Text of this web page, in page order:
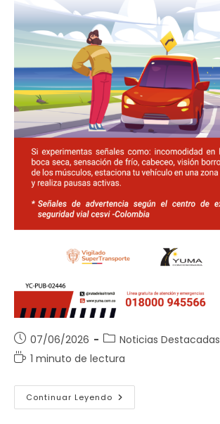
Publicación
de
entrada:
07/06/2026
Categoría
de
entrada:
Noticias Destacadas
Tiempo
lectura:
1 minuto de lectura
Continuar Leyendo Prevé
El